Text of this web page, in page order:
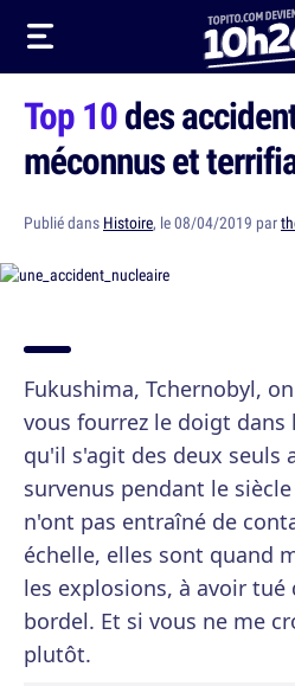
Top 10des
méconnus et
Publié dans Histoire, le 08/04/2019 par
Fukushima, Tchernobyl,
vous fourrez le doigt dans
qu'il s'agit des deux seuls
survenus pendant le
n'ont pas entraîné de
échelle, elles sont quand
les explosions, à avoir
bordel. Et si vous ne me
plutôt.